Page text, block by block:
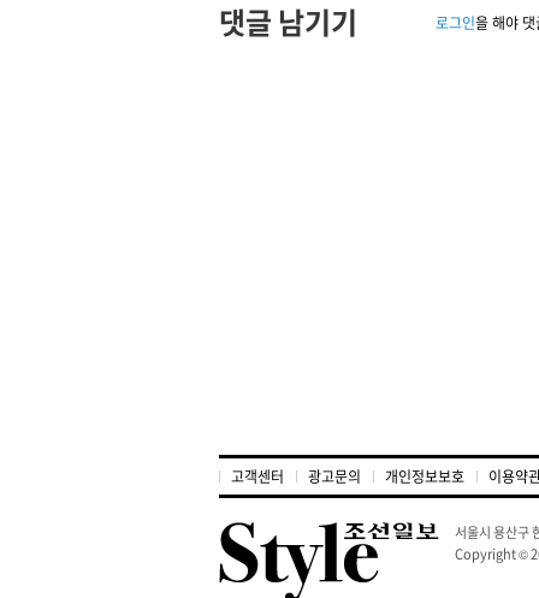
댓글 남기기 로그인을 해야
고객센터 광고문의 개인정보보호 이용약
서울시 용산구
Copyright ©